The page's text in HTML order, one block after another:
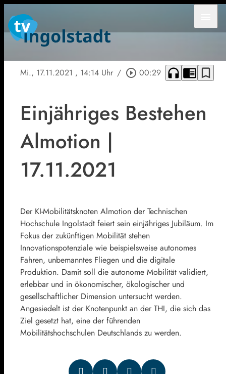
Mi., 17.11.2021 , 14:14 Uhr / play_circle_outline 00:29 headphones chrome_reader_mode bookmark_border
Einjähriges Bestehen
Almotion |
17.11.2021
Der KI-Mobilitätsknoten Almotion der Technischen
Hochschule Ingolstadt feiert sein einjähriges Jubiläum. Im
Fokus der zukünftigen Mobilität stehen
Innovationspotenziale wie beispielsweise autonomes
Fahren, unbemanntes Fliegen und die digitale
Produktion. Damit soll die autonome Mobilität validiert,
erlebbar und in ökonomischer, ökologischer und
gesellschaftlicher Dimension untersucht werden.
Angesiedelt ist der Knotenpunkt an der THI, die sich das
Ziel gesetzt hat, eine der führenden
Mobilitätshochschulen Deutschlands zu werden.